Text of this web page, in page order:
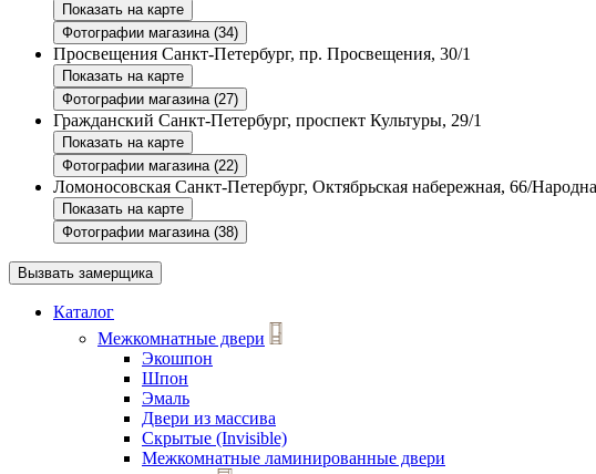
Показать на карте
Фотографии магазина (34)
Просвещения Санкт-Петербург, пр. Просвещения, 30/1
Показать на карте
Фотографии магазина (27)
Гражданский Санкт-Петербург, проспект Культуры, 29/1
Показать на карте
Фотографии магазина (22)
Ломоносовская Санкт-Петербург, Октябрьская набережная, 66/
Показать на карте
Фотографии магазина (38)
Вызвать замерщика
Каталог
Межкомнатные двери
Экошпон
Шпон
Эмаль
Двери из массива
Скрытые (Invisible)
Межкомнатные ламинированные двери